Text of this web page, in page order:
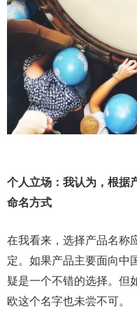
个人立场：我认为，根据
命名方式
在我看来，选择产品名称
定。如果产品主要面向中
疑是一个不错的选择。但
欧这个名字也未尝不可。